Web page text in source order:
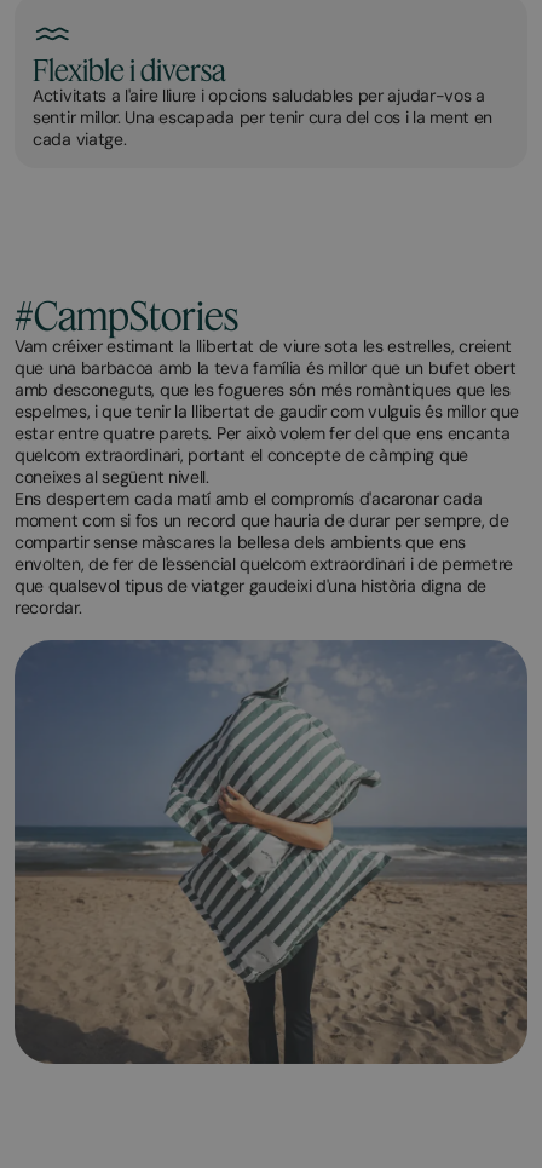
Flexible i diversa
Activitats a l'aire lliure i opcions saludables per ajudar-vos a
sentir millor. Una escapada per tenir cura del cos i la ment en
cada viatge.
#CampStories
Vam créixer estimant la llibertat de viure sota les estrelles, creient
que una barbacoa amb la teva família és millor que un bufet obert
amb desconeguts, que les fogueres són més romàntiques que les
espelmes, i que tenir la llibertat de gaudir com vulguis és millor que
estar entre quatre parets. Per això volem fer del que ens encanta
quelcom extraordinari, portant el concepte de càmping que
coneixes al següent nivell.
Ens despertem cada matí amb el compromís d'acaronar cada
moment com si fos un record que hauria de durar per sempre, de
compartir sense màscares la bellesa dels ambients que ens
envolten, de fer de l'essencial quelcom extraordinari i de permetre
que qualsevol tipus de viatger gaudeixi d'una història digna de
recordar.